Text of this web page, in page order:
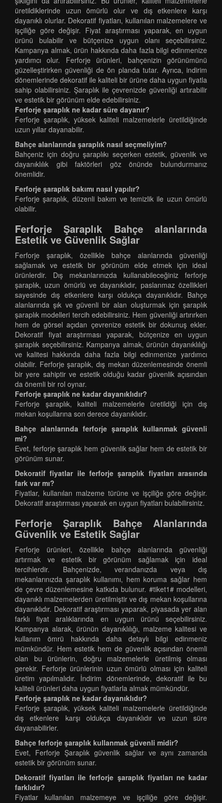
üretildiklerinde uzun ömürlü olur ve dış etkenlere karşı
dayanıklı olurlar. Dekoratif fiyatları, kullanılan malzemelere ve
işçiliğe göre değişir. Fiyat araştırması yaparak, en uygun
ürünü bulabilir ve bütçenize uygun olanı seçebilirsiniz.
Kampanya almak, ürün hakkında daha fazla bilgi edinmenize
yardımcı olur. Ferforje ürünleri, bahçenizin görünümünü
güzelleştirirken güvenliği de ön planda tutar. Ayrıca, indirim
dönemlerinde dekoratif ile kaliteli bir ürüne daha uygun fiyatla
sahip olabilirsiniz. Şaraplık ile çevrenizde güvenliği artırabilir
ve estetik bir görünüm elde edebilirsiniz.
Ferforje şaraplık ne kadar süre dayanır?
Ferforje şaraplık, yüksek kaliteli malzemelerle üretildiğinde
uzun yıllar dayanabilir.
Bahçe alanlarında şaraplık nasıl seçmeliyim?
Bahçeniz için doğru şaraplıkı seçerken estetik, güvenlik ve
dayanıklılık gibi faktörleri göz önünde bulundurmanız
önemlidir.
Ferforje şaraplık bakımı nasıl yapılır?
Ferforje şaraplık, düzenli bakım ve temizlik ile uzun ömürlü
olabilir.
Ferforje Şaraplık Bahçe alanlarında
Estetik ve Güvenlik Sağlar
Ferforje şaraplık, özellikle bahçe alanlarında güvenliği
sağlamak ve estetik bir görünüm elde etmek için ideal
ürünlerdir. Dış mekanlarınızda kullanabileceğiniz ferforje
şaraplık, uzun ömürlü ve dayanıklıdır, paslanmaz özellikleri
sayesinde dış etkenlere karşı oldukça dayanıklıdır. Bahçe
alanlarında şık ve güvenli bir alan oluşturmak için şaraplık
şaraplık modelleri tercih edebilirsiniz. Hem güvenliği artırırken
hem de görsel açıdan çevrenize estetik bir dokunuş ekler.
Dekoratif fiyat araştırması yaparak, bütçenize en uygun
şaraplık seçebilirsiniz. Kampanya almak, ürünün dayanıklılığı
ve kalitesi hakkında daha fazla bilgi edinmenize yardımcı
olabilir. Ferforje şaraplık, dış mekan düzenlemesinde önemli
bir yere sahiptir ve estetik olduğu kadar güvenlik açısından
da önemli bir rol oynar.
Ferforje şaraplık ne kadar dayanıklıdır?
Ferforje şaraplık, kaliteli malzemelerle üretildiği için dış
mekan koşullarına son derece dayanıklıdır.
Bahçe alanlarında ferforje şaraplık kullanmak güvenli
mi?
Evet, ferforje şaraplık hem güvenlik sağlar hem de estetik bir
görünüm sunar.
Dekoratif fiyatlar ile ferforje şaraplık fiyatları arasında
fark var mı?
Fiyatlar, kullanılan malzeme türüne ve işçiliğe göre değişir.
Dekoratif araştırması yaparak en uygun fiyatları bulabilirsiniz.
Ferforje Şaraplık Bahçe Alanlarında
Güvenlik ve Estetik Sağlar
Ferforje ürünleri, özellikle bahçe alanlarında güvenliği
artırmak ve estetik bir görünüm sağlamak için ideal
tercihlerdir. Bahçenizde, verandanızda veya dış
mekanlarınızda şaraplık kullanımı, hem koruma sağlar hem
de çevre düzenlemesine katkıda bulunur. #tiket1# modelleri,
dayanıklı malzemelerden üretilmiştir ve dış mekan koşullarına
dayanıklıdır. Dekoratif araştırması yaparak, piyasada yer alan
farklı fiyat aralıklarında en uygun ürünü seçebilirsiniz.
Kampanya alarak, ürünün dayanıklılığı, malzeme kalitesi ve
kullanım ömrü hakkında daha detaylı bilgi edinmeniz
mümkündür. Hem estetik hem de güvenlik açısından önemli
olan bu ürünlerin, doğru malzemelerle üretilmiş olması
gerekir. Ferforje ürünlerinin uzun ömürlü olması için kaliteli
üretim yapılmalıdır. İndirim dönemlerinde, dekoratif ile bu
kaliteli ürünleri daha uygun fiyatlarla almak mümkündür.
Ferforje şaraplık ne kadar dayanıklıdır?
Ferforje şaraplık, yüksek kaliteli malzemelerle üretildiğinde
dış etkenlere karşı oldukça dayanıklıdır ve uzun süre
dayanabilirler.
Bahçe ferforje şaraplık kullanmak güvenli midir?
Evet, Ferforje Şaraplık güvenlik sağlar ve aynı zamanda
estetik bir görünüm sunar.
Dekoratif fiyatları ile ferforje şaraplık fiyatları ne kadar
farklıdır?
Fiyatlar kullanılan malzemeye ve işçiliğe göre değişir.